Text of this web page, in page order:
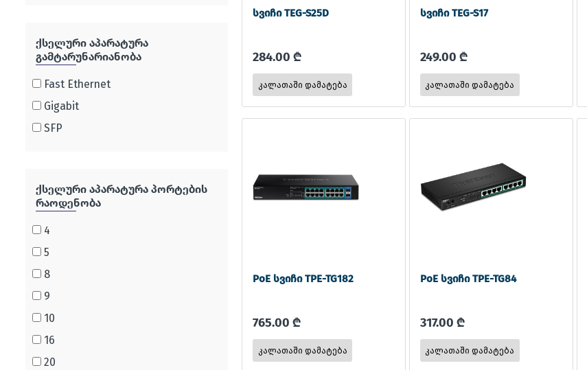
ქსელური აპარატურა
გამტარუნარიანობა
Fast Ethernet
Gigabit
SFP
ქსელური აპარატურა პორტების
რაოდენობა
4
5
8
9
10
16
20
სვიჩი TEG-S25D
284.00 ₾
სვიჩი TEG-S17
249.00 ₾
PoE სვიჩი TPE-TG182
765.00 ₾
PoE სვიჩი TPE-TG84
317.00 ₾